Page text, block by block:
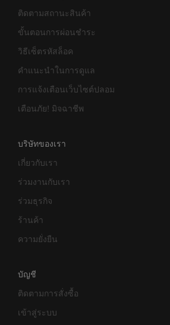
ติดตามสถานะสินค้า
ขั้นตอนการผ่อนชำระ
วิธีเซ็ตรหัสล็อค
คำแนะนำในการดูแล
การแจ้งเตือนเว็บไซต์ปลอม
เตือนภัย! มิจฉาชีพ
บริษัทของเรา
เกี่ยวกับเรา
ร่วมงานกับเรา
ร่วมธุรกิจ
ร้านค้า
ความยั่งยืน
บัญชี
ติดตามการสั่งซื้อ
เข้าสู่ระบบ